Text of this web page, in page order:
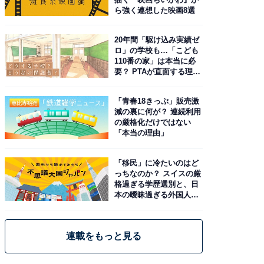
ら強く連想した映画8選
20年間「駆け込み実績ゼ
ロ」の学校も…「こども
110番の家」は本当に必
要？ PTAが直面する理想
「青春18きっぷ」販売激
減の裏に何が？ 連続利用
の厳格化だけではない
「本当の理由」
「移民」に冷たいのはど
っちなのか？ スイスの厳
格過ぎる学歴選別と、日
本の曖昧過ぎる外国人政
連載をもっと見る